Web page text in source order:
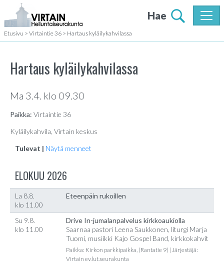
Hae
Etusivu > Virtaintie 36 > Hartaus kyläilykahvilassa
Hartaus kyläilykahvilassa
Ma 3.4. klo 09.30
Paikka: Virtaintie 36
Kyläilykahvila, Virtain keskus
Tulevat | Näytä menneet
ELOKUU 2026
La 8.8.
klo 11.00
Eteenpäin rukoillen
Su 9.8.
klo 11.00
Drive In-jumalanpalvelus kirkkoaukiolla
Saarnaa pastori Leena Saukkonen, liturgi Marja
Tuomi, musiikki Kajo Gospel Band, kirkkokahvit
Paikka: Kirkon parkkipaikka, (Rantatie 9) | Järjestäjä:
Virtain ev.lut.seurakunta